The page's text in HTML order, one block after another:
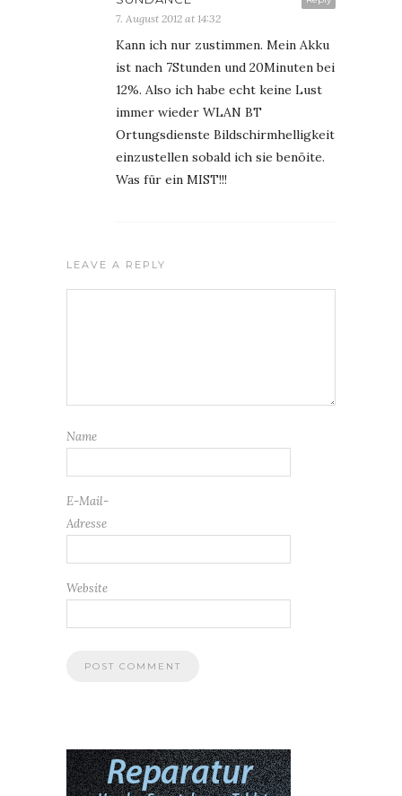
7. August 2012 at 14:32
Kann ich nur zustimmen. Mein Akku
ist nach 7Stunden und 20Minuten bei
12%. Also ich habe echt keine Lust
immer wieder WLAN BT
Ortungsdienste Bildschirmhelligkeit
einzustellen sobald ich sie benöite.
Was für ein MIST!!!
LEAVE A REPLY
Name
E-Mail-
Adresse
Website